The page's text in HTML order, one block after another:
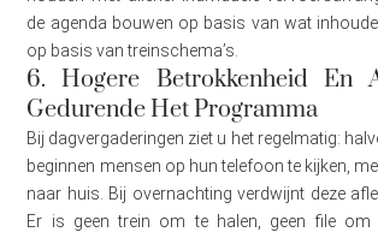
de agenda bouwen op basis van wat
op basis van treinschema’s.
6. Hogere Betrokkenheid En
Gedurende Het Programma
Bij dagvergaderingen ziet u het regelmatig:
beginnen mensen op hun telefoon te kijken,
naar huis. Bij overnachting verdwijnt deze
Er is geen trein om te halen, geen file om